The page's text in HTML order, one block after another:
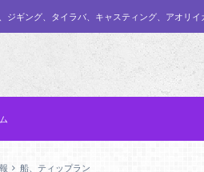
ジギング、タイラバ、キャスティング、アオリ
船、ティップラン